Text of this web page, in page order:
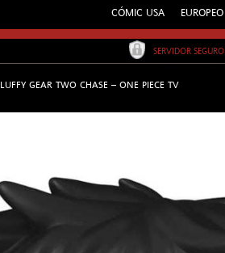
CÓMIC USA EUROPEO
SERVIDOR SEGURO
LUFFY GEAR TWO CHASE – ONE PIECE TV